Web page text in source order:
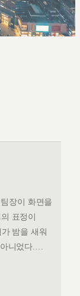
장이 화면을
표정이
밤을 새워
니었다.
길에